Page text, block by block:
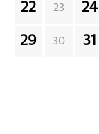
22 23 24
29 30 31